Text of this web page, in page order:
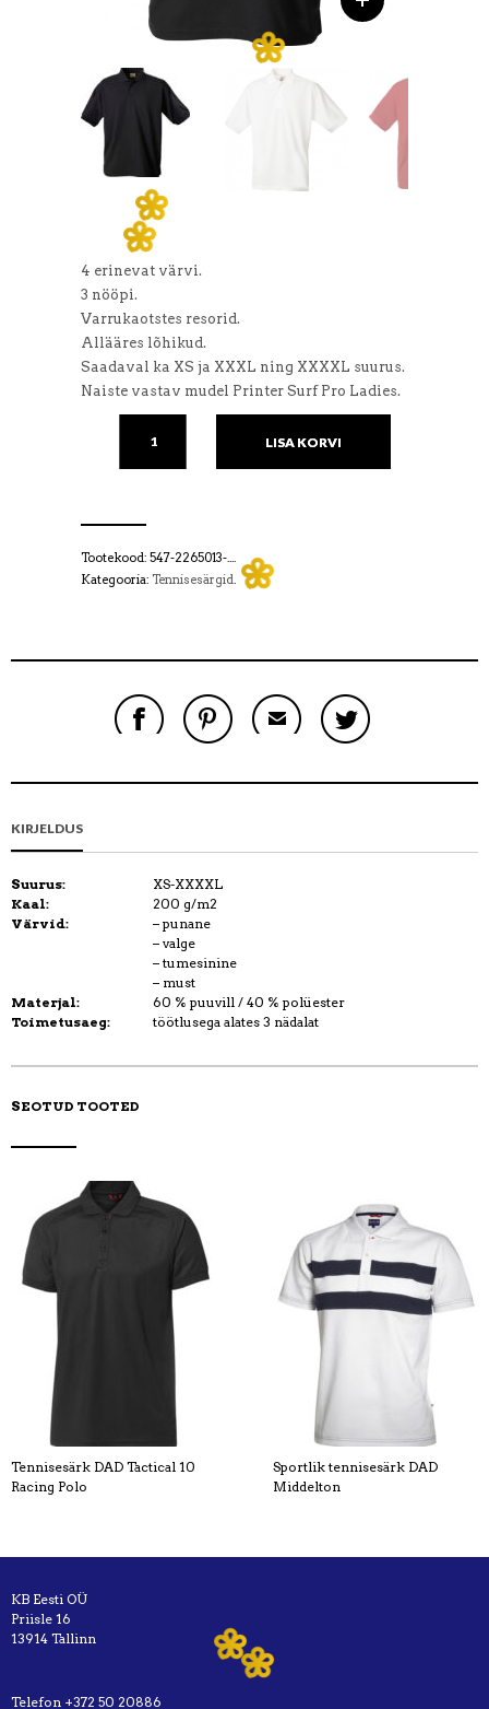
4 erinevat värvi.
3 nööpi.
Varrukaotstes resorid.
Allääres lõhikud.
Saadaval ka XS ja XXXL ning XXXXL suurus.
Naiste vastav mudel Printer Surf Pro Ladies.
LISA KORVI
Tootekood: 547-2265013-....
Kategooria: Tennisesärgid.
JAGA
FACEBOOKIS
PINI
SEE
EMAIL
SÕBRALE
KIRJELDUS
Suurus:
XS-XXXXL
Kaal:
200 g/m2
Värvid:
– punane
– valge
– tumesinine
– must
Materjal:
60 % puuvill / 40 % polüester
Toimetusaeg:
töötlusega alates 3 nädalat
SEOTUD TOOTED
Tennisesärk DAD Tactical 10
Racing Polo
Sportlik tennisesärk DAD
Middelton
KB Eesti OÜ
Priisle 16
13914 Tallinn
Telefon +372 50 20886